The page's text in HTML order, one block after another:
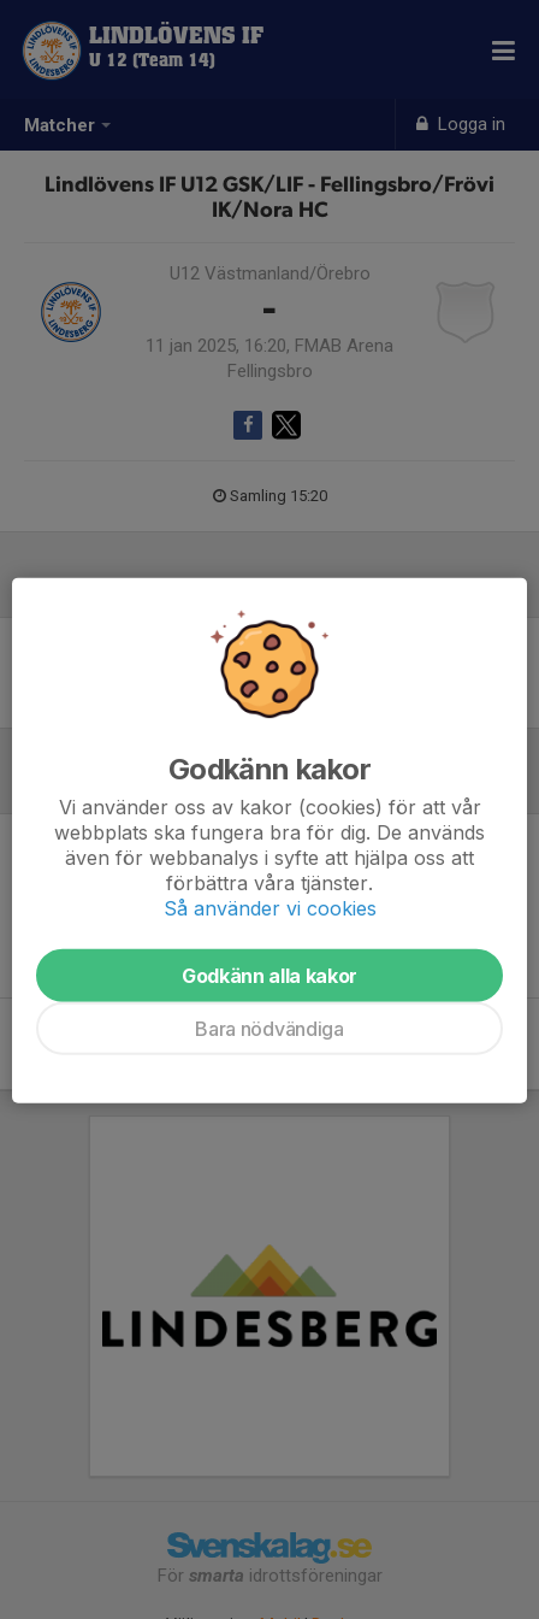
Matcher Logga in
LINDLÖVENS IF
U 12 (Team 14)
Lindlövens IF U12 GSK/LIF - Fellingsbro/Frövi
IK/Nora HC
U12 Västmanland/Örebro
-
11 jan 2025, 16:20, FMAB Arena
Fellingsbro
Samling 15:20
Ingen uppställning ifylld
Inget referat skrivet
För smarta idrottsföreningar
Godkänn kakor
Vi använder oss av kakor (cookies) för att vår
webbplats ska fungera bra för dig. De används
även för webbanalys i syfte att hjälpa oss att
förbättra våra tjänster.
Så använder vi cookies
Godkänn alla kakor
Bara nödvändiga